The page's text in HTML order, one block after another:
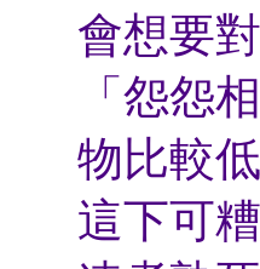
會想要
「怨怨
物比較
這下可